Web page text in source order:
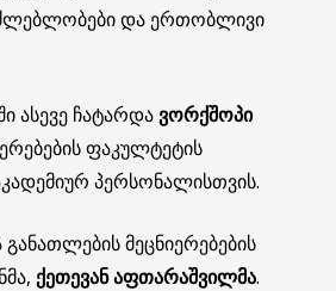
და ერთობლივი
ასევე ჩატარდავორქშოპი
ფაკულტეტის
პერსონალისთვის.
განათლების მეცნიერებების
ქეთევან აფთარაშვილმა.